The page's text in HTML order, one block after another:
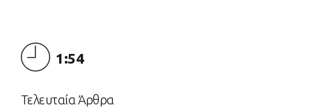
1:54
Τελευταία Άρθρα